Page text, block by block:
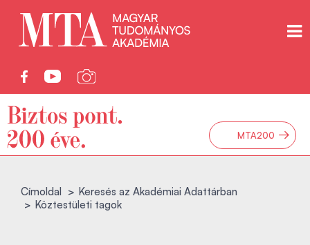
MTA200 →
Címoldal
Keresés az Akadémiai Adattárban
Köztestületi tagok